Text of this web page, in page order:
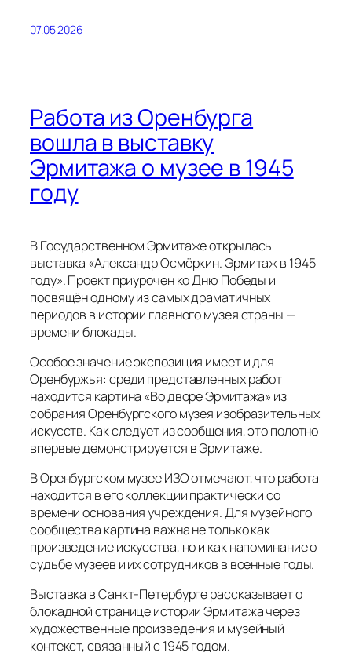
07.05.2026
Работа из Оренбурга
вошла в выставку
Эрмитажа о музее в 1945
году
В Государственном Эрмитаже открылась
выставка «Александр Осмёркин. Эрмитаж в 1945
году». Проект приурочен ко Дню Победы и
посвящён одному из самых драматичных
периодов в истории главного музея страны —
времени блокады.
Особое значение экспозиция имеет и для
Оренбуржья: среди представленных работ
находится картина «Во дворе Эрмитажа» из
собрания Оренбургского музея изобразительных
искусств. Как следует из сообщения, это полотно
впервые демонстрируется в Эрмитаже.
В Оренбургском музее ИЗО отмечают, что работа
находится в его коллекции практически со
времени основания учреждения. Для музейного
сообщества картина важна не только как
произведение искусства, но и как напоминание о
судьбе музеев и их сотрудников в военные годы.
Выставка в Санкт-Петербурге рассказывает о
блокадной странице истории Эрмитажа через
художественные произведения и музейный
контекст, связанный с 1945 годом.